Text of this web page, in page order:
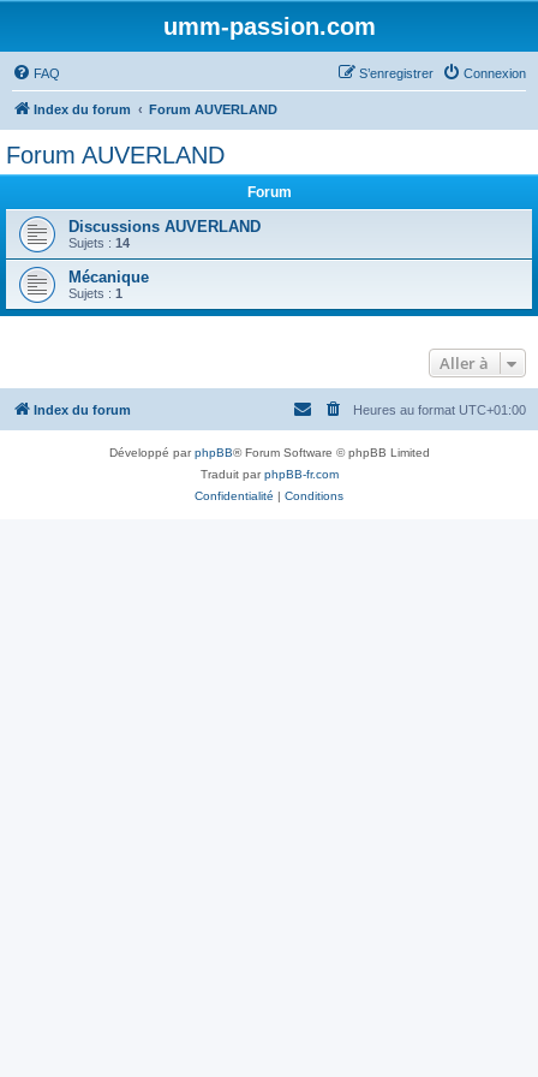
umm-passion.com
FAQ Connexion
S’enregistrer
Index du forum Forum AUVERLAND
Forum AUVERLAND
Forum
Discussions AUVERLAND
Sujets : 14
Mécanique
Sujets : 1
Aller à
Index du forum Heures au format UTC+01:00
Développé parphpBB® Forum Software © phpBB Limited
Traduit parphpBB-fr.com
Confidentialité | Conditions